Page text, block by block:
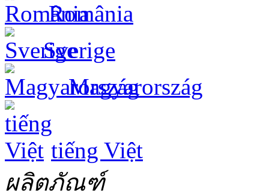
România
Sverige
Magyarország
tiếng Việt
ผลิตภัณฑ์